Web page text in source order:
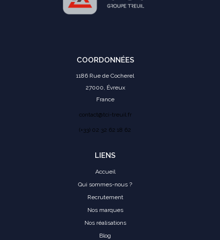
COORDONNÉES
1186 Rue de Cocherel
27000, Évreux
France
contact@tci-treuil.fr
(+33) 02 32 62 18 62
LIENS
Accueil
Qui sommes-nous ?
Recrutement
Nos marques
Nos réalisations
Blog